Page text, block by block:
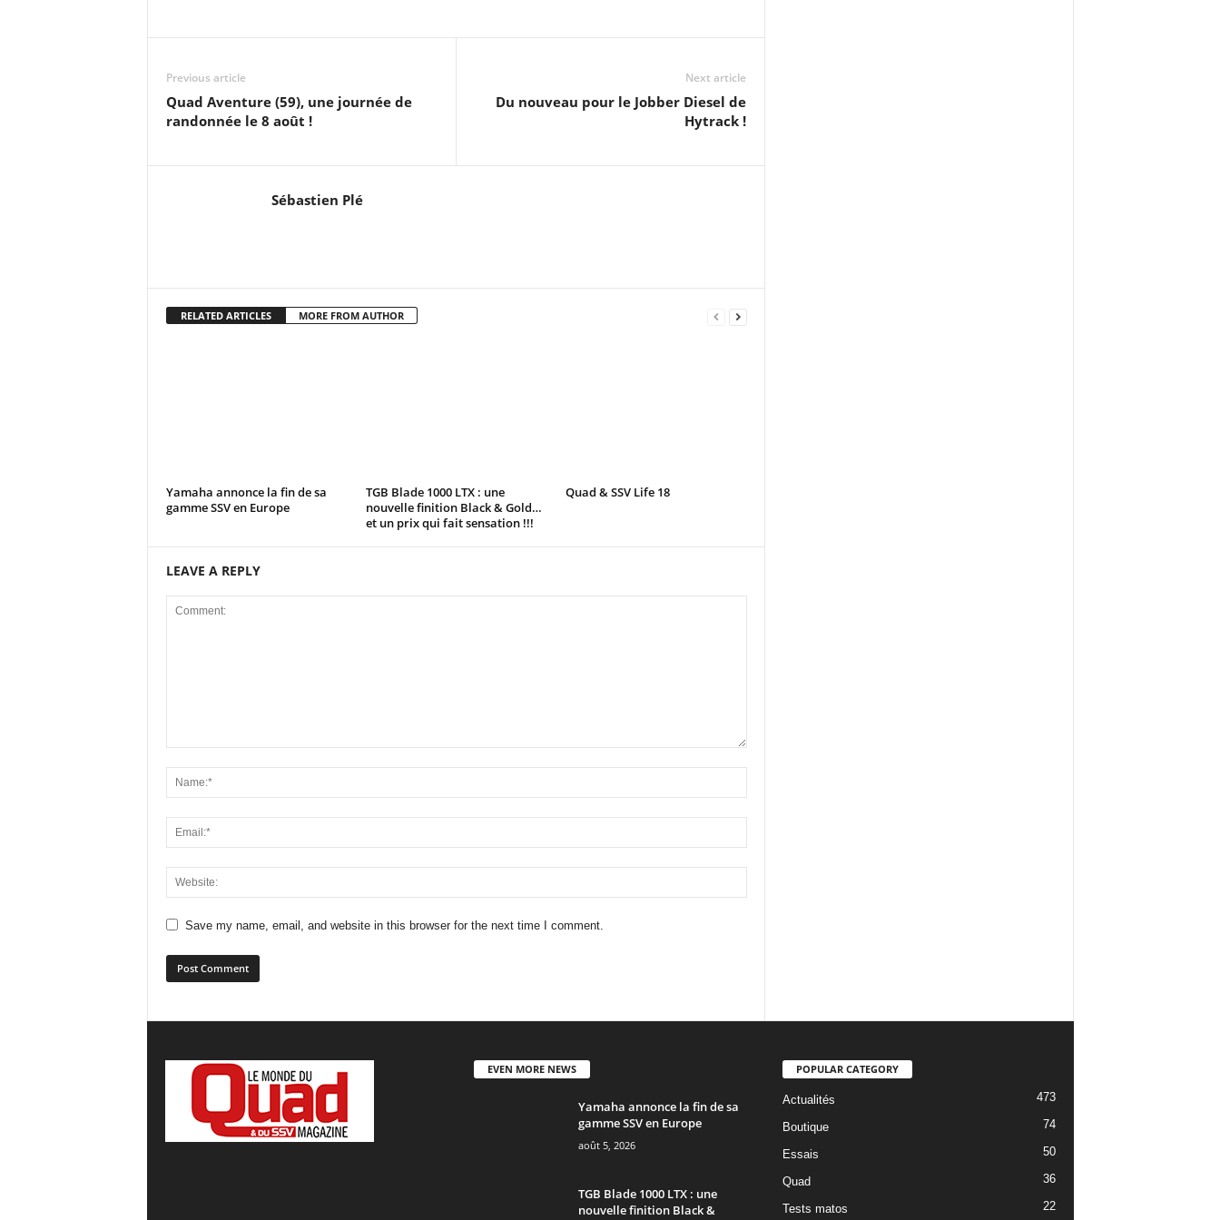
Previous article
Quad Aventure (59), une journée de
randonnée le 8 août !
Next article
Du nouveau pour le Jobber Diesel de
Hytrack !
Sébastien Plé
RELATED ARTICLES MORE FROM AUTHOR
Yamaha annonce la fin de sa
gamme SSV en Europe
TGB Blade 1000 LTX : une
nouvelle finition Black & Gold…
et un prix qui fait sensation !!!
Quad & SSV Life 18
LEAVE A REPLY
Save my name, email, and website in this browser for the next time I comment.
EVEN MORE NEWS
Yamaha annonce la fin de sa
gamme SSV en Europe
août 5, 2026
TGB Blade 1000 LTX : une
nouvelle finition Black &
POPULAR CATEGORY
Actualités 473
Boutique 74
Essais 50
Quad 36
Tests matos 22